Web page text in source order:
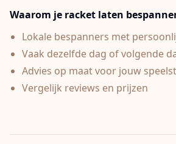
Waarom je racket laten
Lokale bespanners met
Vaak dezelfde dag of volgende
Advies op maat voor jouw
Vergelijk reviews en prijzen